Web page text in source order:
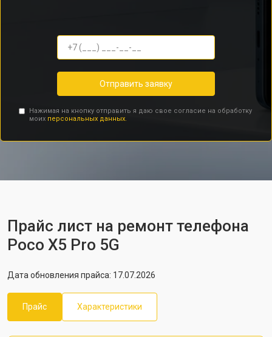
Отправить заявку
Нажимая на кнопку отправить я даю свое согласие на обработку
моих персональных данных.
Прайс лист на ремонт телефона
Poco X5 Pro 5G
Дата обновления прайса: 17.07.2026
Прайс Характеристики